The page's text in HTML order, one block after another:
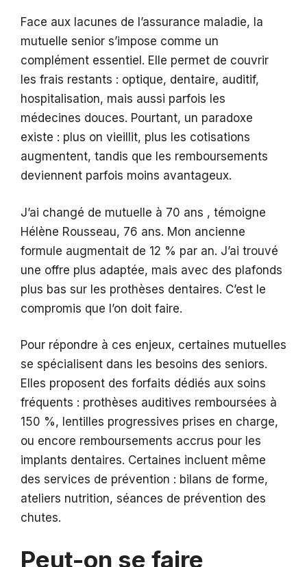
Face aux lacunes de l’assurance maladie, la
mutuelle senior s’impose comme un
complément essentiel. Elle permet de couvrir
les frais restants : optique, dentaire, auditif,
hospitalisation, mais aussi parfois les
médecines douces. Pourtant, un paradoxe
existe : plus on vieillit, plus les cotisations
augmentent, tandis que les remboursements
deviennent parfois moins avantageux.
J’ai changé de mutuelle à 70 ans , témoigne
Hélène Rousseau, 76 ans. Mon ancienne
formule augmentait de 12 % par an. J’ai trouvé
une offre plus adaptée, mais avec des plafonds
plus bas sur les prothèses dentaires. C’est le
compromis que l’on doit faire.
Pour répondre à ces enjeux, certaines mutuelles
se spécialisent dans les besoins des seniors.
Elles proposent des forfaits dédiés aux soins
fréquents : prothèses auditives remboursées à
150 %, lentilles progressives prises en charge,
ou encore remboursements accrus pour les
implants dentaires. Certaines incluent même
des services de prévention : bilans de forme,
ateliers nutrition, séances de prévention des
chutes.
Peut-on se faire